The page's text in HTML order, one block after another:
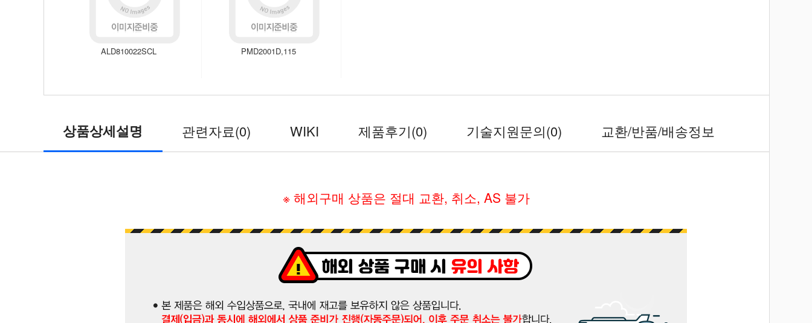
ALD810022SCL PMD2001D,115
상품상세설명 관련자료(0) WIKI 제품후기(0) 기술지원문의(0) 교환/반품/배송정보
※ 해외구매 상품은 절대 교환, 취소, AS 불가